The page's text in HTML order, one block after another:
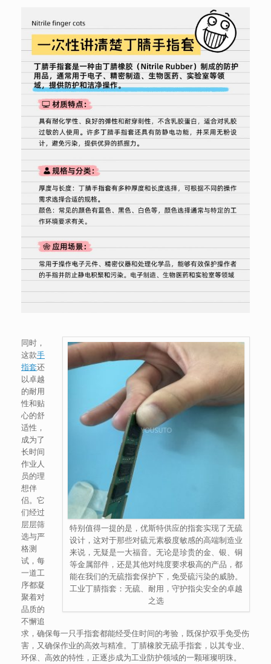
特别值得一提的是，优斯特供应的指套实现了无硫
设计，这对于那些对硫元素极度敏感的高端制造业
来说，无疑是一大福音。无论是珍贵的金、银、铜
等金属部件，还是其他对纯度要求极高的产品，都
能在我们的无硫指套保护下，免受硫污染的威胁。
工业丁腈指套：无硫、耐用，守护指尖安全的卓越
之选
同时，
这款手
指套还
以卓越
的耐用
性和贴
心的舒
适性，
成为了
长时间
作业人
员的理
想伴
侣。它
们经过
层层筛
选与严
格测
试，每
一道工
序都凝
聚着对
品质的
不懈追
求，确保每一只手指套都能经受住时间的考验，既保护双手免受伤
害，又确保作业的高效与精准。丁腈橡胶无硫手指套，以其专业、
环保、高效的特性，正逐步成为工业防护领域的一颗璀璨明珠。